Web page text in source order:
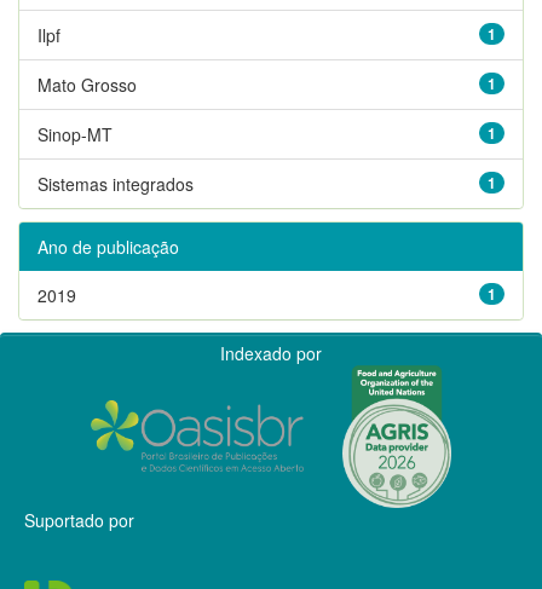
1
Ilpf
1
Mato Grosso
1
Sinop-MT
1
Sistemas integrados
Ano de publicação
1
2019
Indexado por
Suportado por